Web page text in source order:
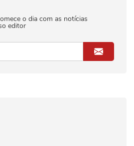
o dia com as notícias
editor